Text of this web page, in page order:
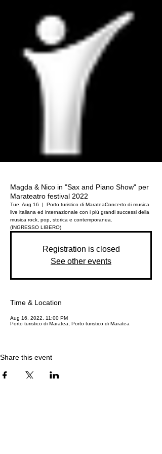
Magda & Nico in "Sax and Piano Show" per
Marateatro festival 2022
Tue, Aug 16
  |
Porto turistico di MarateaConcerto di musica
live italiana ed internazionale con i più grandi successi della
musica rock, pop, storica e contemporanea.
(INGRESSO LIBERO)
Registration is closed
See other events
Time & Location
Aug 16, 2022, 11:00 PM
Porto turistico di Maratea, Porto turistico di Maratea
Share this event